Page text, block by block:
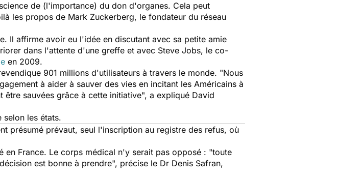
de (l'importance) du don d'organes. Cela peut
les propos de Mark Zuckerberg, le fondateur du réseau
Il affirme avoir eu l'idée en discutant avec sa petite amie
dans l'attente d'une greffe et avec Steve Jobs, le co-
en 2009.
901 millions d'utilisateurs à travers le monde. "Nous
à aider à sauver des vies en incitant les Américains à
sauvées grâce à cette initiative", a expliqué David
les états.
présumé prévaut, seul l'inscription au registre des refus, où
en France. Le corps médical n'y serait pas opposé : "toute
est bonne à prendre", précise le Dr Denis Safran,